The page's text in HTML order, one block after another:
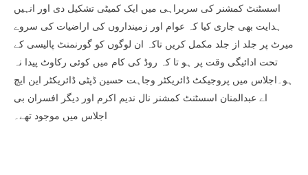
اسسٹنٹ کمشنر کی سربراہی میں ایک کمیٹی تشکیل دی اور انہیں
ہدایت بھی جاری کیا کہ عوام اور زمینداروں کی اراضیات کی سروے
میرٹ پر جلد از جلد مکمل کریں تاکہ ان لوگوں کو گورنمنٹ پالیسی کے
تحت ادائیگی وقت پر ہو تا کہ روڈ کی کام میں کوئی رکاوٹ پیدا نہ
ہو۔اجلاس میں پروجیکٹ ڈائریکٹر وجاہت حسین ڈپٹی ڈائریکٹر این ایچ
اے عبدالمنان اسسٹنٹ کمشنر نال ندیم اکرم اور دیگر افسران بی
اجلاس میں موجود تھے۔